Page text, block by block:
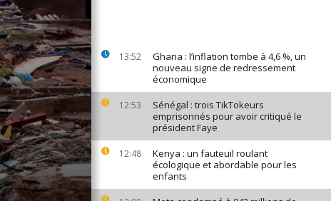
13:52
Ghana : l’inflation tombe à 4,6 %, un
nouveau signe de redressement
économique
12:53
Sénégal : trois TikTokeurs
emprisonnés pour avoir critiqué le
président Faye
12:48
Kenya : un fauteuil roulant
écologique et abordable pour les
enfants